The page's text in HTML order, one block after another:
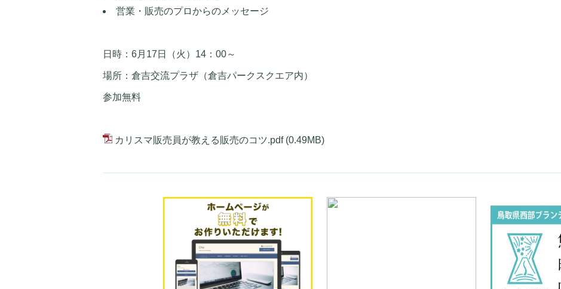
営業・販売のプロからのメッセージ
日時：6月17日（火）14：00～
場所： 倉吉交流プラザ （倉吉パークスクエア内）
参加無料
カリスマ販売員が教える販売のコツ.pdf (0.49MB)